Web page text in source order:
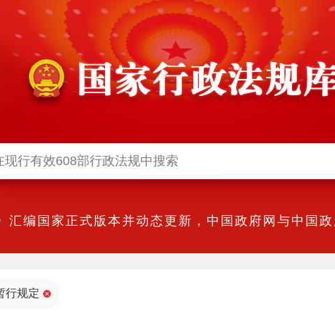
汇编国家正式版本并动态更新，中国政府网与中国
行规定